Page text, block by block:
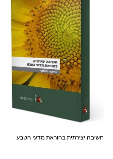
חשיבה יצירתית בהוראת מדעי הטבע